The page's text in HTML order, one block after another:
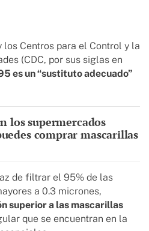
los Centros para el Control y la
(CDC, por sus siglas en
es un “sustituto adecuado”
los supermercados
comprar mascarillas
de filtrar el 95% de las
a 0.3 micrones,
superior a las mascarillas
que se encuentran en la